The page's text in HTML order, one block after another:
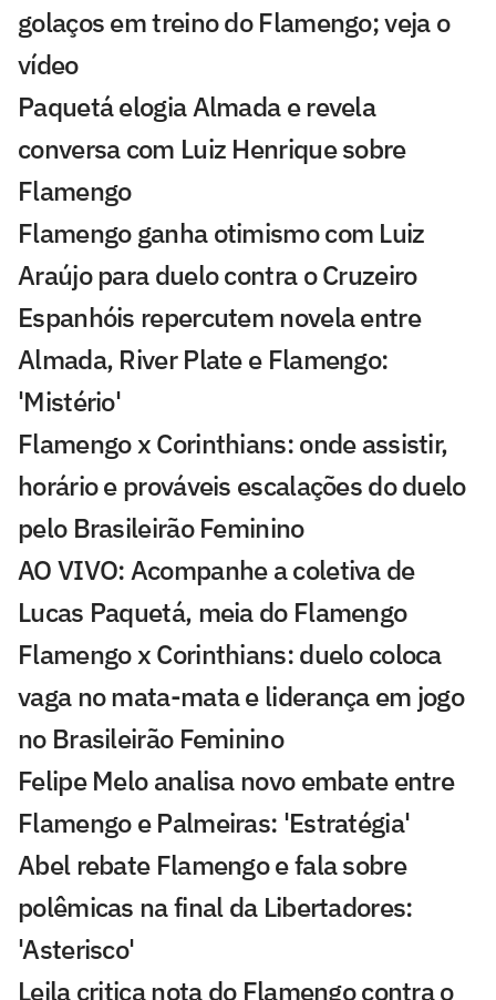
golaços em treino do Flamengo; veja o
vídeo
Paquetá elogia Almada e revela
conversa com Luiz Henrique sobre
Flamengo
Flamengo ganha otimismo com Luiz
Araújo para duelo contra o Cruzeiro
Espanhóis repercutem novela entre
Almada, River Plate e Flamengo:
'Mistério'
Flamengo x Corinthians: onde assistir,
horário e prováveis escalações do duelo
pelo Brasileirão Feminino
AO VIVO: Acompanhe a coletiva de
Lucas Paquetá, meia do Flamengo
Flamengo x Corinthians: duelo coloca
vaga no mata-mata e liderança em jogo
no Brasileirão Feminino
Felipe Melo analisa novo embate entre
Flamengo e Palmeiras: 'Estratégia'
Abel rebate Flamengo e fala sobre
polêmicas na final da Libertadores:
'Asterisco'
Leila critica nota do Flamengo contra o